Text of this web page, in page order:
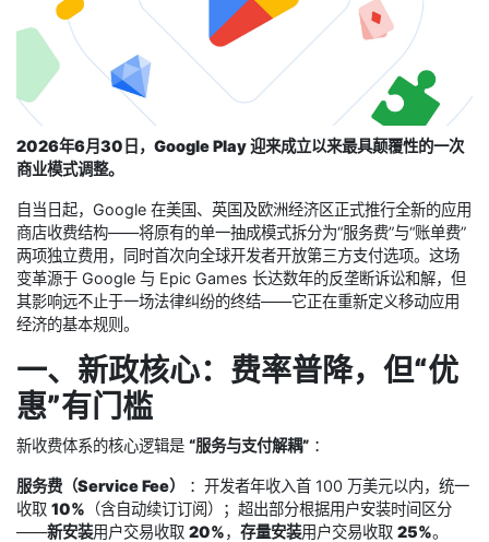
2026年6月30日，Google Play 迎来成立以来最具颠覆性的一次
商业模式调整。
自当日起，Google 在美国、英国及欧洲经济区正式推行全新的应用
商店收费结构——将原有的单一抽成模式拆分为“服务费”与“账单费”
两项独立费用，同时首次向全球开发者开放第三方支付选项。这场
变革源于 Google 与 Epic Games 长达数年的反垄断诉讼和解，但
其影响远不止于一场法律纠纷的终结——它正在重新定义移动应用
经济的基本规则。
一、新政核心：费率普降，但“优
惠”有门槛
新收费体系的核心逻辑是 “服务与支付解耦” ：
服务费（Service Fee）
：开发者年收入首 100 万美元以内，统一
收取 10% （含自动续订订阅）；超出部分根据用户安装时间区分
——新安装用户交易收取 20%， 存量安装用户交易收取 25%。